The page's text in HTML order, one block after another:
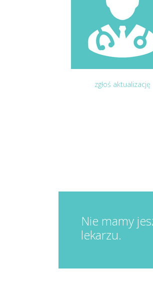
zgłoś aktualizację
Nie mamy
lekarzu.